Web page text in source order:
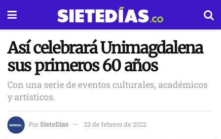
Así celebrará Unimagdalena
sus primeros 60 años
Con una serie de eventos culturales, académicos
y artísticos.
PorSieteDías 23 de febrero de 2022